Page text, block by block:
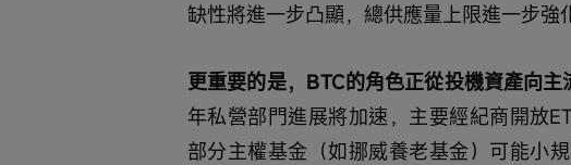
缺性將進一步凸顯，總供應量上限進一步強
更重要的是，BTC的角色正從投機資產向主
年私營部門進展將加速，主要經紀商開放
部分主權基金（如挪威養老基金）可能小